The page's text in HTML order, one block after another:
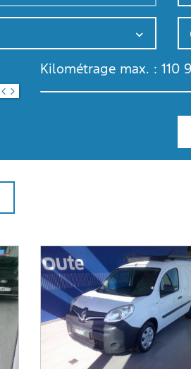
Kilométrage max. : 110